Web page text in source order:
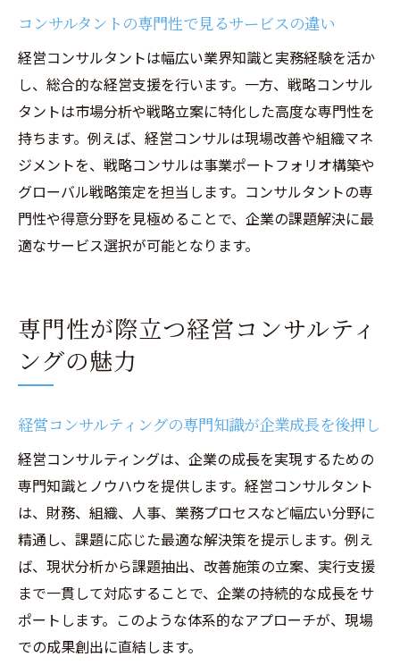
コンサルタントの専門性で見るサービスの違い
経営コンサルタントは幅広い業界知識と実務経験を活か
し、総合的な経営支援を行います。一方、戦略コンサル
タントは市場分析や戦略立案に特化した高度な専門性を
持ちます。例えば、経営コンサルは現場改善や組織マネ
ジメントを、戦略コンサルは事業ポートフォリオ構築や
グローバル戦略策定を担当します。コンサルタントの専
門性や得意分野を見極めることで、企業の課題解決に最
適なサービス選択が可能となります。
専門性が際立つ経営コンサルティ
ングの魅力
経営コンサルティングの専門知識が企業成長を後押し
経営コンサルティングは、企業の成長を実現するための
専門知識とノウハウを提供します。経営コンサルタント
は、財務、組織、人事、業務プロセスなど幅広い分野に
精通し、課題に応じた最適な解決策を提示します。例え
ば、現状分析から課題抽出、改善施策の立案、実行支援
まで一貫して対応することで、企業の持続的な成長をサ
ポートします。このような体系的なアプローチが、現場
での成果創出に直結します。